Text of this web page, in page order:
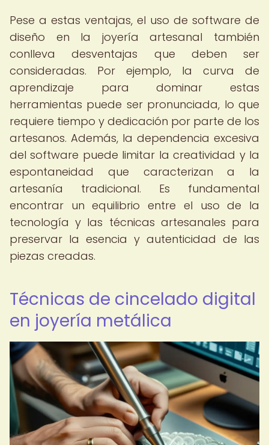
Pese a estas ventajas, el uso de software de
diseño en la joyería artesanal también
conlleva desventajas que deben ser
consideradas. Por ejemplo, la curva de
aprendizaje para dominar estas
herramientas puede ser pronunciada, lo que
requiere tiempo y dedicación por parte de los
artesanos. Además, la dependencia excesiva
del software puede limitar la creatividad y la
espontaneidad que caracterizan a la
artesanía tradicional. Es fundamental
encontrar un equilibrio entre el uso de la
tecnología y las técnicas artesanales para
preservar la esencia y autenticidad de las
piezas creadas.
Técnicas de cincelado digital
en joyería metálica